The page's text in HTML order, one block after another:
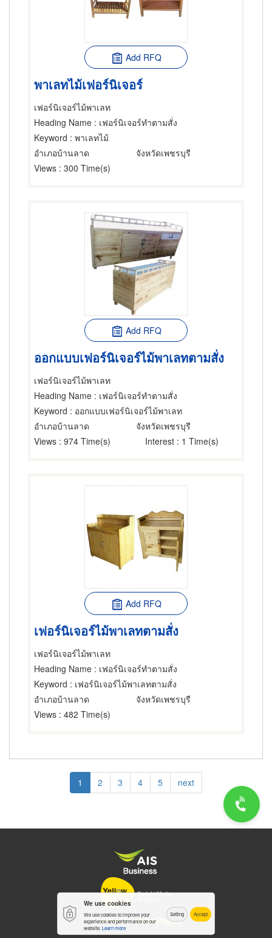
Add RFQ
พาเลทไม้เฟอร์นิเจอร์
เฟอร์นิเจอร์ไม้พาเลท
Heading Name : เฟอร์นิเจอร์ทำตามสั่ง
Keyword : พาเลทไม้
อำเภอบ้านลาด
จังหวัดเพชรบุรี
Views : 300 Time(s)
Add RFQ
ออกแบบเฟอร์นิเจอร์ไม้พาเลทตามสั่ง
เฟอร์นิเจอร์ไม้พาเลท
Heading Name : เฟอร์นิเจอร์ทำตามสั่ง
Keyword : ออกแบบเฟอร์นิเจอร์ไม้พาเลท
อำเภอบ้านลาด
จังหวัดเพชรบุรี
Views : 974 Time(s) Interest : 1 Time(s)
Add RFQ
เฟอร์นิเจอร์ไม้พาเลทตามสั่ง
เฟอร์นิเจอร์ไม้พาเลท
Heading Name : เฟอร์นิเจอร์ทำตามสั่ง
Keyword : เฟอร์นิเจอร์ไม้พาเลทตามสั่ง
อำเภอบ้านลาด
จังหวัดเพชรบุรี
Views : 482 Time(s)
Pagination Current
page
1 Page
2 Page
3 Page
4 Page
5
Next
page
next
Thailand YellowPages
We use cookies
We use cookies to improve your
experience and performance on our
website. Learn more
Setting Accept